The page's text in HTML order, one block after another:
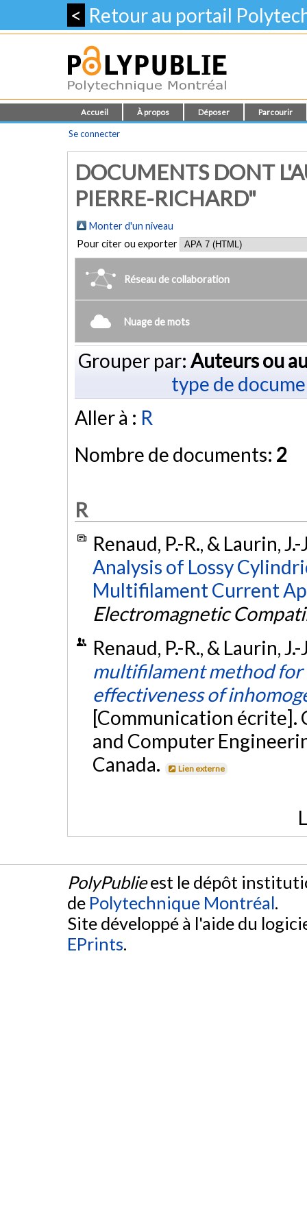
< Retour au portail
Accueil À propos Déposer Parcourir
Se connecter
DOCUMENTS DONT
PIERRE-RICHARD"
Monter d'un niveau
Pour citer ou exporter
Réseau de collaboration
Nuage de mots
Grouper par: Auteurs ou
type de
Aller à : R
Nombre de documents: 2
R
Renaud, P.-R., & Laurin,
Analysis of Lossy
Multifilament Current
Electromagnetic
Renaud, P.-R., & Laurin,
multifilament method
effectiveness of
[Communication écrite].
and Computer
Canada.
Lien externe
PolyPublieest le dépôt
de Polytechnique Montréal.
Site développé à l'aide du
EPrints.